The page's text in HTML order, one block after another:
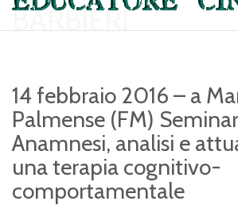
BARBIERI
14 febbraio 2016 – a
Palmense (FM)
Anamnesi, analisi e
una terapia cognitivo-
comportamentale